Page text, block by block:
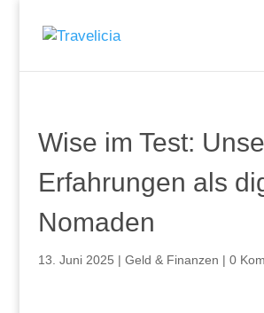
Wise im Test:
Erfahrungen als
Nomaden
13. Juni 2025 | Geld & Finanzen | 0